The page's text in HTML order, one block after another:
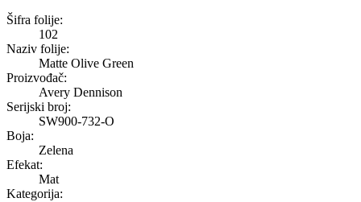
Matte Olive Green
Šifra folije:
102
Naziv folije:
Matte Olive Green
Proizvođač:
Avery Dennison
Serijski broj:
SW900-732-O
Boja:
Zelena
Efekat:
Mat
Kategorija: